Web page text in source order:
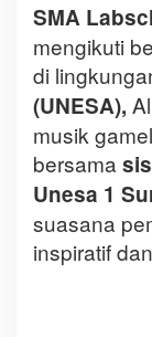
SMA
mengikuti
di
(UNESA),
musik
bersama
Unesa 1
suasana
inspiratif